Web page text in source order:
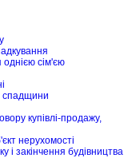
сім'єю
спадщини
купівлі-продажу,
нерухомості
і закінчення будівництва